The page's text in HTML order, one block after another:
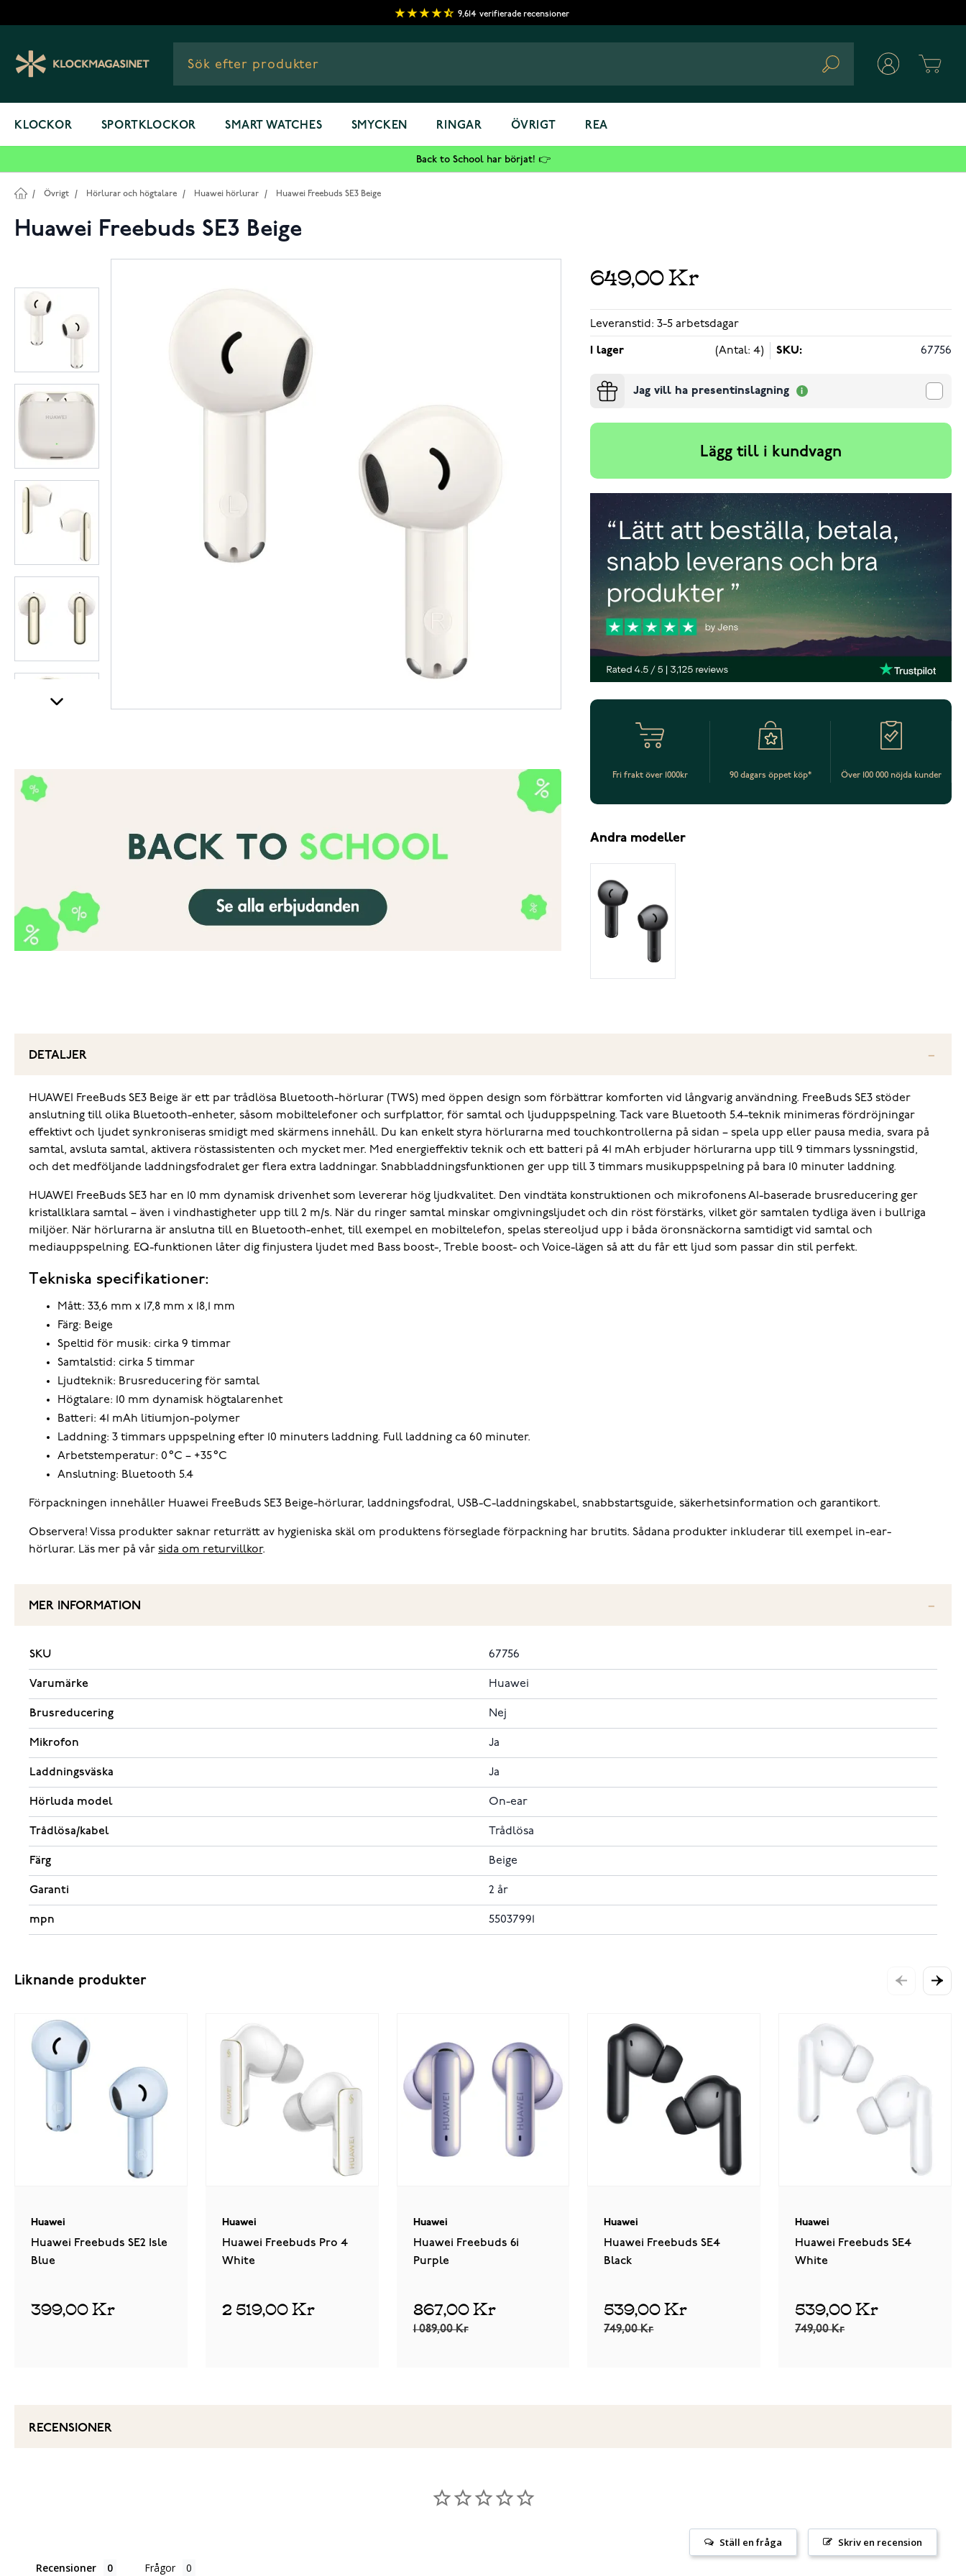
9,614 verifierade recensioner
Search
KLOCKOR SPORTKLOCKOR SMART WATCHES SMYCKEN RINGAR ÖVRIGT REA
Back to School har börjat! 👉
/ Övrigt / Hörlurar och högtalare / Huawei hörlurar / Huawei Freebuds SE3 Beige
Huawei Freebuds SE3 Beige
649,00 Kr
Leveranstid: 3-5 arbetsdagar
I lager (Antal: 4) SKU: 67756
Jag vill ha presentinslagning
Lägg till i kundvagn
Fri frakt över 1000kr 90 dagars öppet köp* Över 100 000 nöjda kunder
Andra modeller
DETALJER
HUAWEI FreeBuds SE3 Beige är ett par trådlösa Bluetooth-hörlurar (TWS) med öppen design som förbättrar komforten vid långvarig användning. FreeBuds SE3 stöder
anslutning till olika Bluetooth-enheter, såsom mobiltelefoner och surfplattor, för samtal och ljuduppspelning. Tack vare Bluetooth 5.4-teknik minimeras fördröjningar
effektivt och ljudet synkroniseras smidigt med skärmens innehåll. Du kan enkelt styra hörlurarna med touchkontrollerna på sidan – spela upp eller pausa media, svara på
samtal, avsluta samtal, aktivera röstassistenten och mycket mer. Med energieffektiv teknik och ett batteri på 41 mAh erbjuder hörlurarna upp till 9 timmars lyssningstid,
och det medföljande laddningsfodralet ger flera extra laddningar. Snabbladdningsfunktionen ger upp till 3 timmars musikuppspelning på bara 10 minuter laddning.
HUAWEI FreeBuds SE3 har en 10 mm dynamisk drivenhet som levererar hög ljudkvalitet. Den vindtäta konstruktionen och mikrofonens AI-baserade brusreducering ger
kristallklara samtal – även i vindhastigheter upp till 2 m/s. När du ringer samtal minskar omgivningsljudet och din röst förstärks, vilket gör samtalen tydliga även i bullriga
miljöer. När hörlurarna är anslutna till en Bluetooth-enhet, till exempel en mobiltelefon, spelas stereoljud upp i båda öronsnäckorna samtidigt vid samtal och
mediauppspelning. EQ-funktionen låter dig finjustera ljudet med Bass boost-, Treble boost- och Voice-lägen så att du får ett ljud som passar din stil perfekt.
Tekniska specifikationer:
Mått: 33,6 mm x 17,8 mm x 18,1 mm
Färg: Beige
Speltid för musik: cirka 9 timmar
Samtalstid: cirka 5 timmar
Ljudteknik: Brusreducering för samtal
Högtalare: 10 mm dynamisk högtalarenhet
Batteri: 41 mAh litiumjon-polymer
Laddning: 3 timmars uppspelning efter 10 minuters laddning. Full laddning ca 60 minuter.
Arbetstemperatur: 0 °C – +35 °C
Anslutning: Bluetooth 5.4
Förpackningen innehåller Huawei FreeBuds SE3 Beige-hörlurar, laddningsfodral, USB-C-laddningskabel, snabbstartsguide, säkerhetsinformation och garantikort.
Observera! Vissa produkter saknar returrätt av hygieniska skäl om produktens förseglade förpackning har brutits. Sådana produkter inkluderar till exempel in-ear-
hörlurar. Läs mer på vår sida om returvillkor.
MER INFORMATION
SKU 67756
Varumärke Huawei
Brusreducering Nej
Mikrofon Ja
Laddningsväska Ja
Hörluda model On-ear
Trådlösa/kabel Trådlösa
Färg Beige
Garanti 2 år
mpn 55037991
Liknande produkter
Huawei
Huawei Freebuds SE2 Isle
Blue
399,00 Kr
Huawei
Huawei Freebuds Pro 4
White
2 519,00 Kr
Huawei
Huawei Freebuds 6i
Purple
867,00 Kr
1 089,00 Kr
Huawei
Huawei Freebuds SE4
Black
539,00 Kr
749,00 Kr
Huawei
Huawei Freebuds SE4
White
539,00 Kr
749,00 Kr
RECENSIONER
Skriv en recension
Ställ en fråga
Recensioner Frågor